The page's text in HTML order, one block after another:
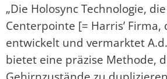
„Die Holosync Technologie,
Centerpointe [= Harris’ Firma,
entwickelt und vermarktet
bietet eine präzise Methode,